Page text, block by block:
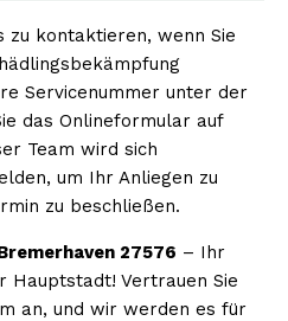
zu kontaktieren, wenn Sie
Servicenummer unter der
das Onlineformular auf
Team wird sich
um Ihr Anliegen zu
zu beschließen.
27576 – Ihr
Hauptstadt! Vertrauen Sie
an, und wir werden es für